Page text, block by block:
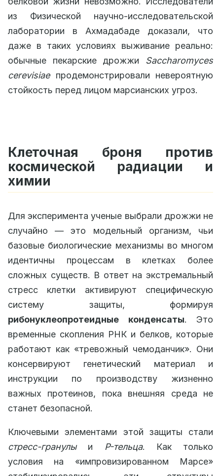
из Физической научно-исследовательской
лаборатории в Ахмадабаде доказали, что
даже в таких условиях выживание реально:
обычные пекарские дрожжи Saccharomyces
cerevisiaeпродемонстрировали невероятную
стойкость перед лицом марсианских угроз.
Клеточная броня против
космической радиации и
химии
Для эксперимента ученые выбрали дрожжи не
случайно — это модельный организм, чьи
базовые биологические механизмы во многом
идентичны процессам в клетках более
сложных существ. В ответ на экстремальный
стресс клетки активируют специфическую
систему защиты, формируя
рибонуклеопротеидные конденсаты. Это
временные скопления РНК и белков, которые
работают как «тревожный чемоданчик». Они
консервируют генетический материал и
инструкции по производству жизненно
важных протеинов, пока внешняя среда не
станет безопасной.
Ключевыми элементами этой защиты стали
стресс-гранулыи P-тельца. Как только
условия на «импровизированном Марсе»